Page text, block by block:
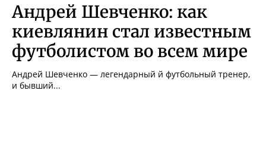
Андрей Шевченко: как
киевлянин стал известным
футболистом во всем мире
Андрей Шевченко — легендарный й футбольный тренер,
и бывший...